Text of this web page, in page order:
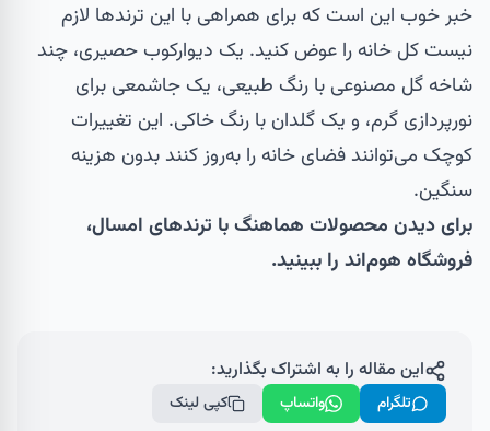
خبر خوب این است که برای همراهی با این ترندها لازم
نیست کل خانه را عوض کنید. یک دیوارکوب حصیری، چند
شاخه گل مصنوعی با رنگ طبیعی، یک جاشمعی برای
نورپردازی گرم، و یک گلدان با رنگ خاکی. این تغییرات
کوچک می‌توانند فضای خانه را به‌روز کنند بدون هزینه
سنگین.
برای دیدن محصولات هماهنگ با ترندهای امسال،
فروشگاه هوم‌اند را ببینید.
این مقاله را به اشتراک بگذارید:
تلگرام واتساپ کپی لینک